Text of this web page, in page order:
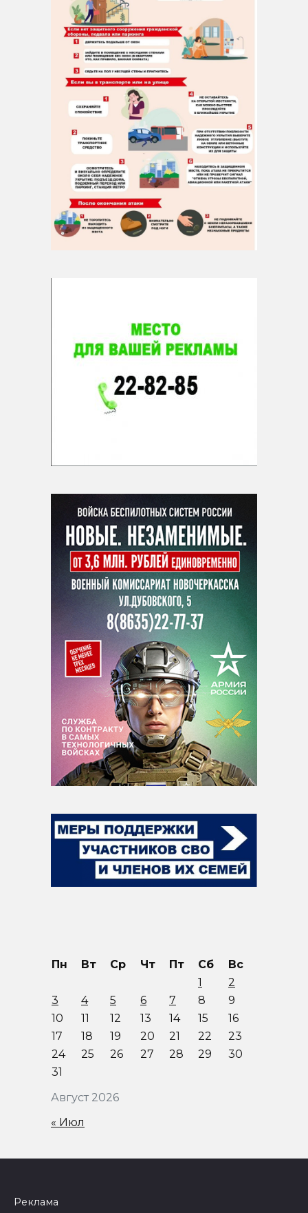
Август 2026
Пн Вт Ср Чт Пт Сб
Вс
1
2
3
4 5 6 7 8
9
10
11 12 13 14 15
16
17
18 19 20 21 22
23
24
25 26 27 28 29
30
31
« Июл
Реклама